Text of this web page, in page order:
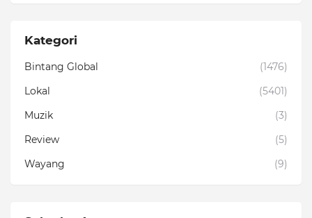
Kategori
Bintang Global
(1476)
Lokal
(5401)
Muzik
(3)
Review
(5)
Wayang
(9)